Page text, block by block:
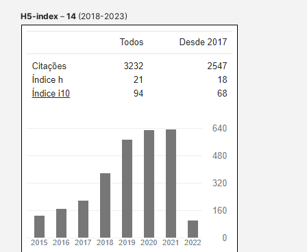
H5-index – 14 (2018-2023)